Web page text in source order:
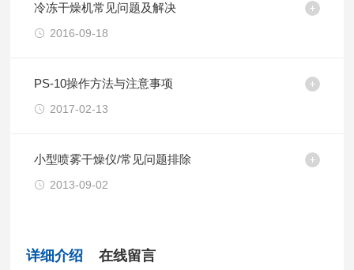
冷冻干燥机常见问题及解决
2016-09-18
PS-10操作方法与注意事项
2017-02-13
小型喷雾干燥仪/常见问题排除
2013-09-02
详细介绍 在线留言